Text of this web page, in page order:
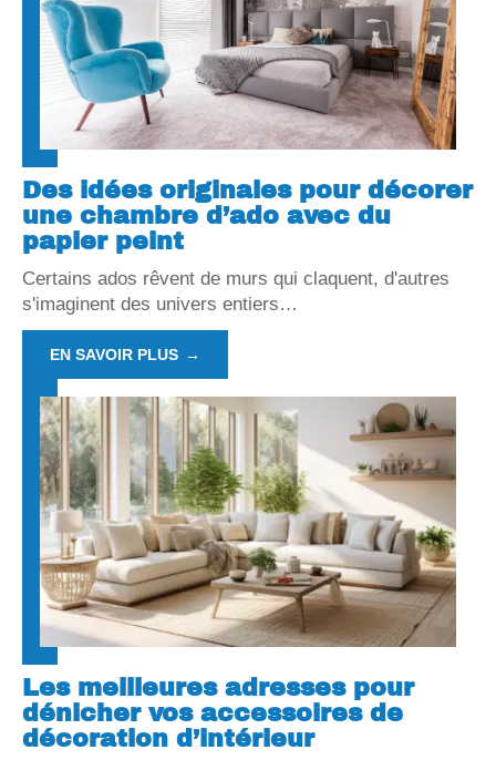
Des idées originales pour décorer
une chambre d’ado avec du
papier peint
Certains ados rêvent de murs qui claquent, d'autres
s'imaginent des univers entiers…
EN SAVOIR PLUS
Les meilleures adresses pour
dénicher vos accessoires de
décoration d’intérieur